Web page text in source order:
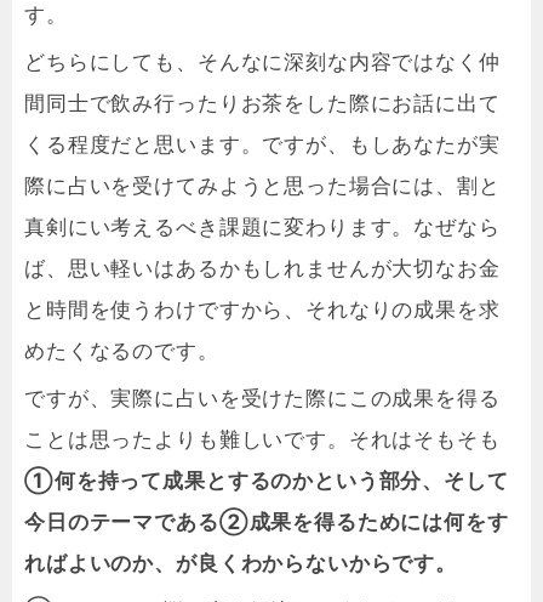
す。
どちらにしても、そんなに深刻な内容ではなく仲
間同士で飲み行ったりお茶をした際にお話に出て
くる程度だと思います。ですが、もしあなたが実
際に占いを受けてみようと思った場合には、割と
真剣にい考えるべき課題に変わります。なぜなら
ば、思い軽いはあるかもしれませんが大切なお金
と時間を使うわけですから、それなりの成果を求
めたくなるのです。
ですが、実際に占いを受けた際にこの成果を得る
ことは思ったよりも難しいです。それはそもそも
①何を持って成果とするのかという部分、そして
今日のテーマである②成果を得るためには何をす
ればよいのか、が良くわからないからです。